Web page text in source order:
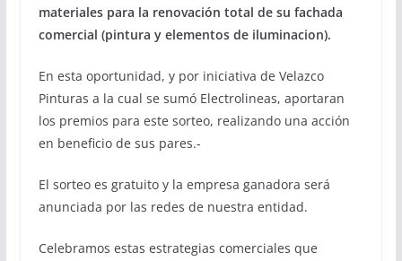
materiales para la renovación total de su fachada
comercial (pintura y elementos de iluminacion).
En esta oportunidad, y por iniciativa de Velazco
Pinturas a la cual se sumó Electrolineas, aportaran
los premios para este sorteo, realizando una acción
en beneficio de sus pares.-
El sorteo es gratuito y la empresa ganadora será
anunciada por las redes de nuestra entidad.
Celebramos estas estrategias comerciales que